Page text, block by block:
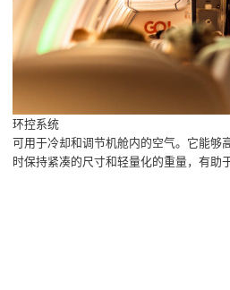
环控系统
可用于冷却和调节机舱内的空气。它能够
时保持紧凑的尺寸和轻量化的重量，有助